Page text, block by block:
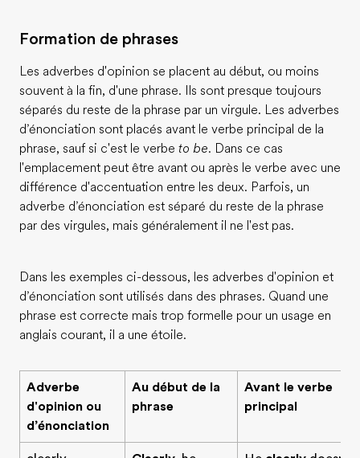
Formation de phrases
Les adverbes d'opinion se placent au début, ou moins
souvent à la fin, d'une phrase. Ils sont presque toujours
séparés du reste de la phrase par un virgule. Les adverbes
d’énonciation sont placés avant le verbe principal de la
phrase, sauf si c'est le verbe to be. Dans ce cas
l'emplacement peut être avant ou après le verbe avec une
différence d'accentuation entre les deux. Parfois, un
adverbe d’énonciation est séparé du reste de la phrase
par des virgules, mais généralement il ne l'est pas.
Dans les exemples ci-dessous, les adverbes d'opinion et
d’énonciation sont utilisés dans des phrases. Quand une
phrase est correcte mais trop formelle pour un usage en
anglais courant, il a une étoile.
Adverbe
d'opinion ou
d’énonciation
Au début de la
phrase
Avant le verbe
principal